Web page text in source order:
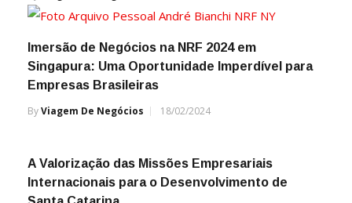
Imersão de Negócios na NRF 2024 em
Singapura: Uma Oportunidade Imperdível para
Empresas Brasileiras
ByViagem De Negócios 18/02/2024
A Valorização das Missões Empresariais
Internacionais para o Desenvolvimento de